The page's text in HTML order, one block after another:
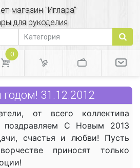
магазин "Иглара"
для рукоделия
0
31.12.2012
от всего коллектива
поздравляем С Новым 2013
счастья и любви! Пусть
приносят только